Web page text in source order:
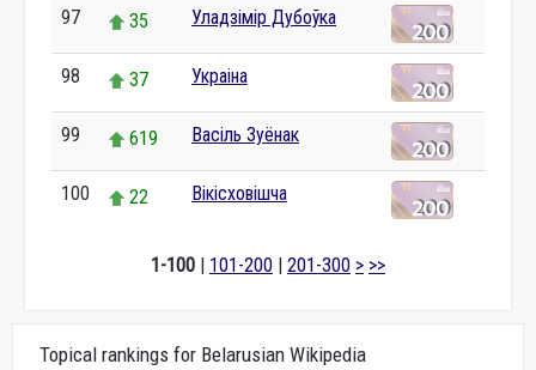
97 35 Уладзімір Дубоўка
98 37 Украіна
99 619 Васіль Зуёнак
100 22 Вікісховішча
1-100 | 101-200 | 201-300 > >>
Topical rankings for Belarusian Wikipedia